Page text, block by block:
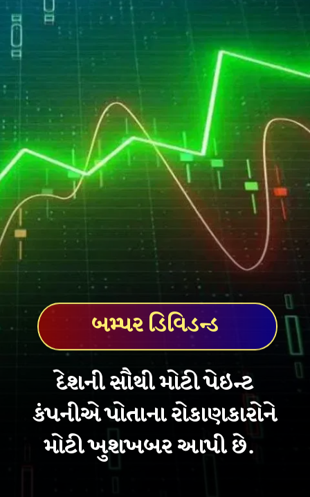
દેશની સૌથી મોટી પેઇન્ટ
કંપનીએ પોતાના રોકાણકારોને
મોટી ખુશખબર આપી છે.
બમ્પર ડિવિડન્ડ